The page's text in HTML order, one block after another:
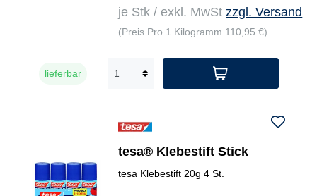
je Stk / exkl. MwStzzgl. Versand
(Preis Pro 1 Kilogramm 110,95 €)
lieferbar
tesa® Klebestift Stick
tesa Klebestift 20g 4 St.